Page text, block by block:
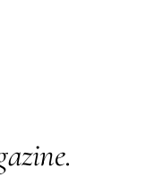
.